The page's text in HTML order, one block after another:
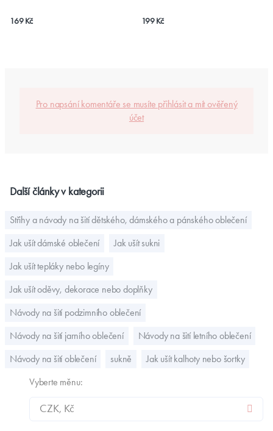
169 Kč
199 Kč
Pro napsání komentáře se musíte přihlásit a mít ověřený
účet
Další články v kategorii
Střihy a návody na šití dětského, dámského a pánského oblečení
Jak ušít dámské oblečení
Jak ušít sukni
Jak ušít tepláky nebo legíny
Jak ušít oděvy, dekorace nebo doplňky
Návody na šití podzimního oblečení
Návody na šití jarního oblečení
Návody na šití letního oblečení
Návody na šití oblečení
sukně
Jak ušít kalhoty nebo šortky
Vyberte měnu: